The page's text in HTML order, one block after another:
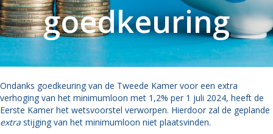
goedkeuring
Ondanks goedkeuring van de Tweede Kamer voor een extra
verhoging van het minimumloon met 1,2% per 1 juli 2024, heeft de
Eerste Kamer het wetsvoorstel verworpen. Hierdoor zal de geplande
extra stijging van het minimumloon niet plaatsvinden.